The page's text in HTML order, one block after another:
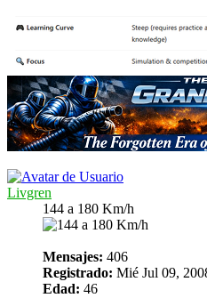
Livgren
144 a 180 Km/h
Mensajes: 406
Registrado: Mié Jul 09,
Edad: 46